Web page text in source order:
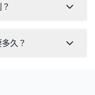
久？